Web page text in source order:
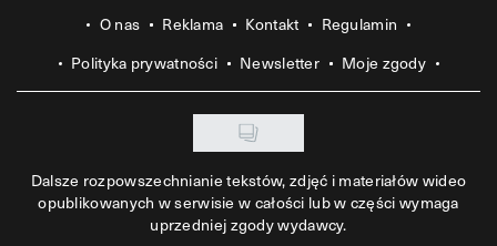
O nas Reklama Kontakt
Regulamin
Polityka prywatności
Newsletter Moje zgody
Dalsze rozpowszechnianie tekstów, zdjęć i materiałów wideo
opublikowanych w serwisie w całości lub w części wymaga
uprzedniej zgody wydawcy.